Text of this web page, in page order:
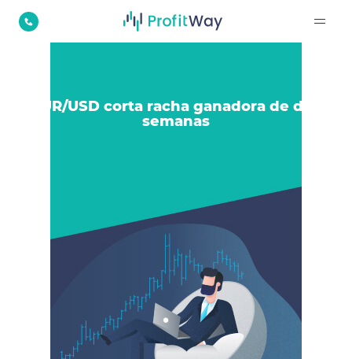
EUR/USD corta racha ganadora de dos
semanas